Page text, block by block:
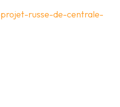
russe-de-centrale-